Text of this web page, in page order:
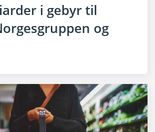
i gebyr til
og